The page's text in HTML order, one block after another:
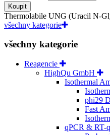
Koupit
Thermolabile UNG (Uracil N-
všechny kategorie
všechny kategorie
Reagencie
HighQu GmbH
Isothermal
phi29
Fast
qPCR & RT-